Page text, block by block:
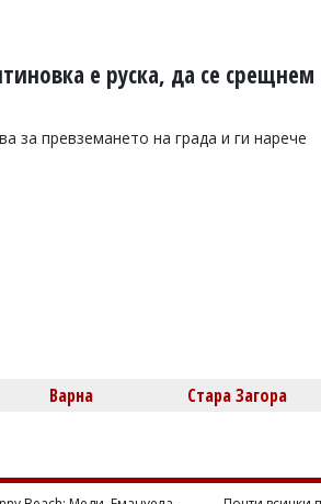
е руска, да се срещнем
за превземането на града и ги нарече
Варна Стара Загора